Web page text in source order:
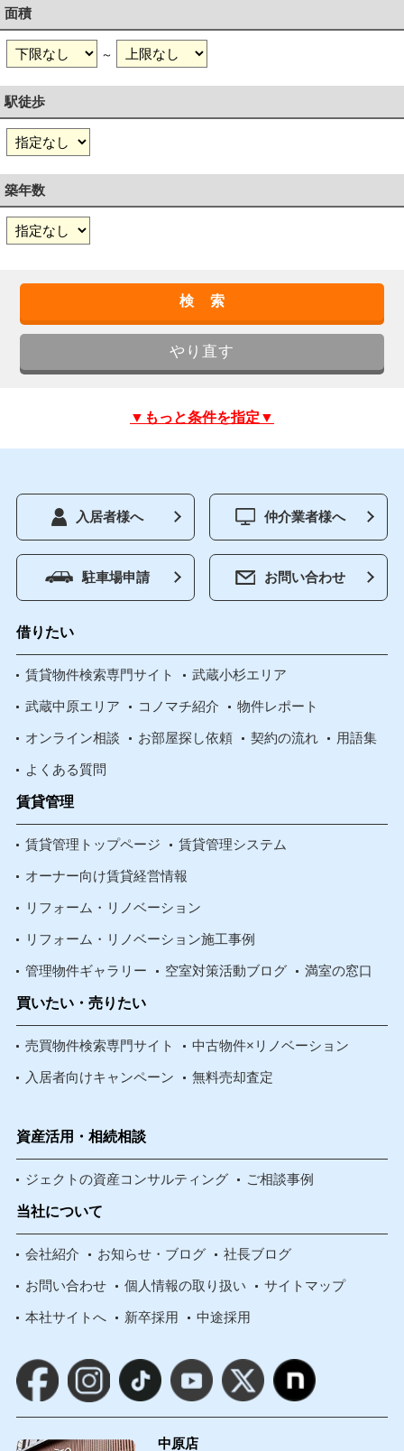
面積
～
駅徒歩
築年数
▼もっと条件を指定▼
入居者様へ 仲介業者様へ
駐車場申請 お問い合わせ
借りたい
賃貸物件検索専門サイト 武蔵小杉エリア
武蔵中原エリア コノマチ紹介 物件レポート
オンライン相談 お部屋探し依頼 契約の流れ 用語集
よくある質問
賃貸管理
賃貸管理トップページ 賃貸管理システム
オーナー向け賃貸経営情報
リフォーム・リノベーション
リフォーム・リノベーション施工事例
管理物件ギャラリー 空室対策活動ブログ 満室の窓口
買いたい・売りたい
売買物件検索専門サイト 中古物件×リノベーション
入居者向けキャンペーン 無料売却査定
資産活用・相続相談
ジェクトの資産コンサルティング ご相談事例
当社について
会社紹介 お知らせ・ブログ 社長ブログ
お問い合わせ 個人情報の取り扱い サイトマップ
本社サイトへ 新卒採用 中途採用
中原店